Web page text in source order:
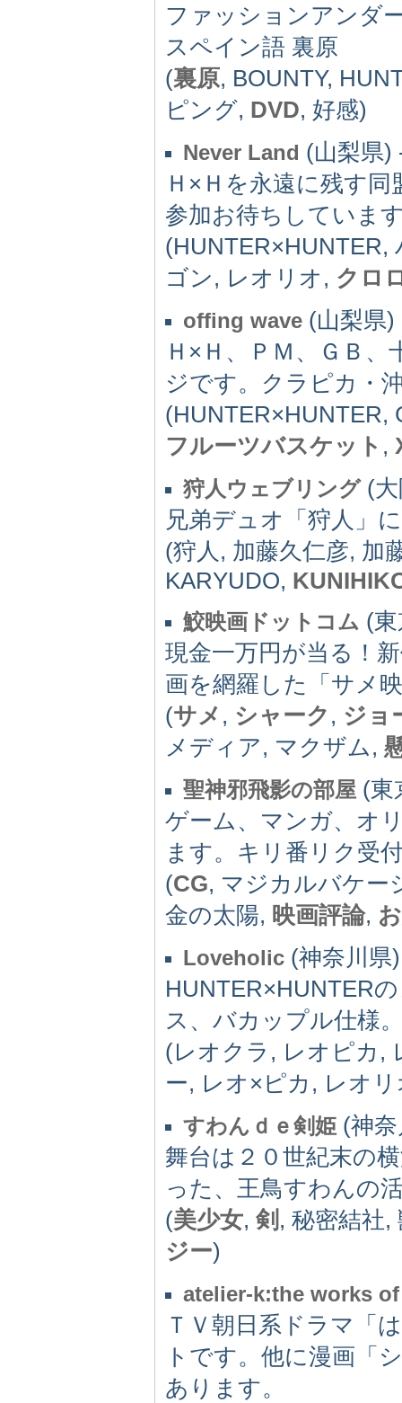
ファッションアンダ
スペイン語 裏原
(裏原, BOUNTY,
ピング, DVD, 好感)
Never Land (山梨県)
Ｈ×Ｈを永遠に残す
参加お待ちしていま
ゴン, レオリオ, クロ
offing wave (山梨県)
Ｈ×Ｈ、ＰＭ、ＧＢ
ジです。クラピカ・
(HUNTER×HUNTER,
フルーツバスケット ,
狩人ウェブリング(大
兄弟デュオ「狩人」
(狩人, 加藤久仁彦, 加
KARYUDO,
鮫映画ドットコム (
現金一万円が当る！
画を網羅した「サメ
(サメ , シャーク , ジョ
メディア, マクザム,
聖神邪飛影の部屋 (東
ゲーム、マンガ、オ
ます。キリ番リク受
(CG, マジカルバケー
金の太陽, 映画評論,
Loveholic (神奈川県
HUNTER×HUNTER
ス、バカップル仕様
(レオクラ, レオピカ,
ー, レオ×ピカ, レオ
すわんｄｅ剣姫 (神
舞台は２０世紀末の
った、王鳥すわんの
(美少女, 剣 , 秘密結社
ジー)
atelier-k:the works
ＴＶ朝日系ドラマ「
トです。他に漫画「
あります。